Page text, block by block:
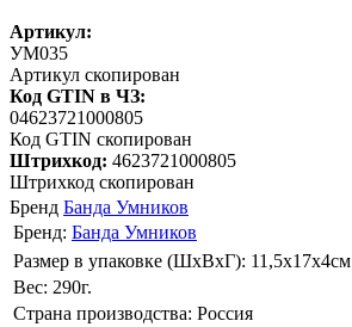
Артикул:
УМ035
Артикул скопирован
Код GTIN в ЧЗ:
04623721000805
Код GTIN скопирован
Штрихкод: 4623721000805
Штрихкод скопирован
Бренд Банда Умников
Бренд: Банда Умников
Размер в упаковке (ШхВxГ): 11,5х17х4cм
Вес: 290г.
Страна производства: Россия